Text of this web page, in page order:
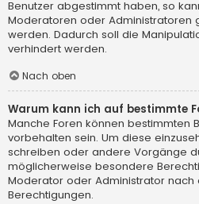
Benutzer abgestimmt haben, so
Moderatoren oder Administratoren
werden. Dadurch soll die
verhindert werden.
Nach oben
Warum kann ich auf bestimmte
Manche Foren können bestimmten
vorbehalten sein. Um diese
schreiben oder andere Vorgänge
möglicherweise besondere
Moderator oder Administrator nach
Berechtigungen.